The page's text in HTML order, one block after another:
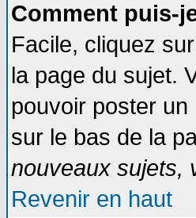
Comment puis-
Facile, cliquez
la page du sujet.
pouvoir poster
sur le bas de la
nouveaux sujets,
Revenir en haut